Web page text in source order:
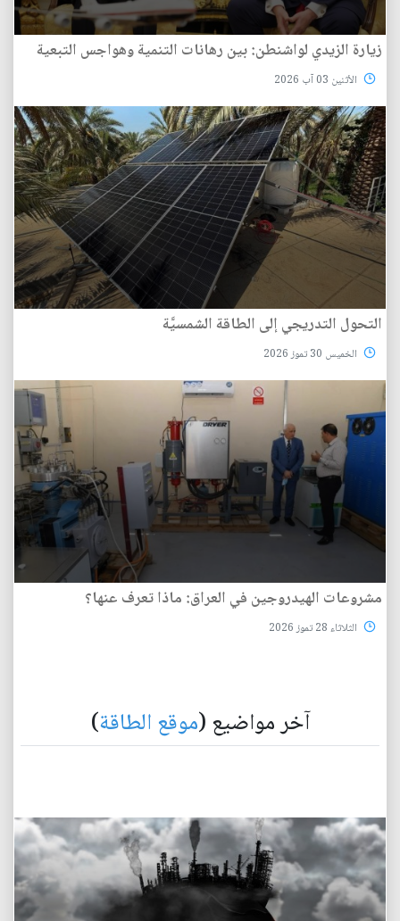
زيارة الزيدي لواشنطن: بين رهانات التنمية وهواجس التبعية
الأثنين 03 آب 2026
التحول التدريجي إلى الطاقة الشمسيَّة
الخميس 30 تموز 2026
مشروعات الهيدروجين في العراق: ماذا تعرف عنها؟
الثلاثاء 28 تموز 2026
آخر مواضيع (موقع الطاقة)